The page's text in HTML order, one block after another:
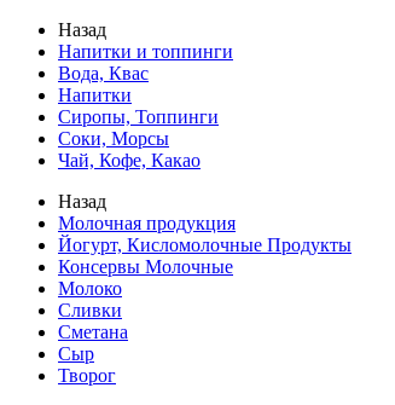
Назад
Напитки и топпинги
Вода, Квас
Напитки
Сиропы, Топпинги
Соки, Морсы
Чай, Кофе, Какао
Назад
Молочная продукция
Йогурт, Кисломолочные Продукты
Консервы Молочные
Молоко
Сливки
Сметана
Сыр
Творог